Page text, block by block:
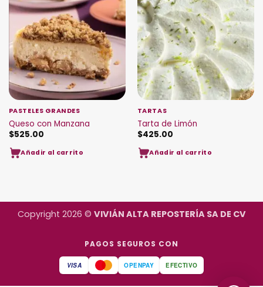
PASTELES GRANDES
Queso con Manzana
$525.00
Añadir al carrito
TARTAS
Tarta de Limón
$425.00
Añadir al carrito
Copyright 2026 © VIVIÁN ALTA REPOSTERÍA SA DE CV
PAGOS SEGUROS CON
VISA OPENPAY EFECTIVO